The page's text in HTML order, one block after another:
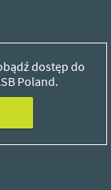
dostęp do
Poland.